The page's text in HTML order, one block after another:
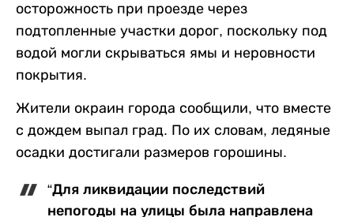
осторожность при проезде через
подтопленные участки дорог, поскольку под
водой могли скрываться ямы и неровности
покрытия.
Жители окраин города сообщили, что вместе
с дождем выпал град. По их словам, ледяные
осадки достигали размеров горошины.
“Для ликвидации последствий
непогоды на улицы была направлена